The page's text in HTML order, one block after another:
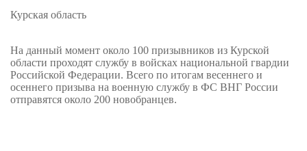
Курская область
На данный момент около 100 призывников из Курской
области проходят службу в войсках национальной гвардии
Российской Федерации. Всего по итогам весеннего и
осеннего призыва на военную службу в ФС ВНГ России
отправятся около 200 новобранцев.